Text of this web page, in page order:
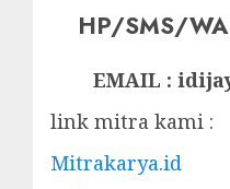
HP/SMS/
EMAIL :
link mitra kami :
Mitrakarya.id